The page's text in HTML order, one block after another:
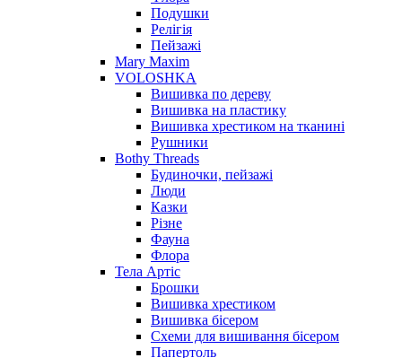
Подушки
Релігія
Пейзажі
Mary Maxim
VOLOSHKA
Вишивка по дереву
Вишивка на пластику
Вишивка хрестиком на тканині
Рушники
Bothy Threads
Будиночки, пейзажі
Люди
Казки
Різне
Фауна
Флора
Тела Артіс
Брошки
Вишивка хрестиком
Вишивка бісером
Схеми для вишивання бісером
Папертоль